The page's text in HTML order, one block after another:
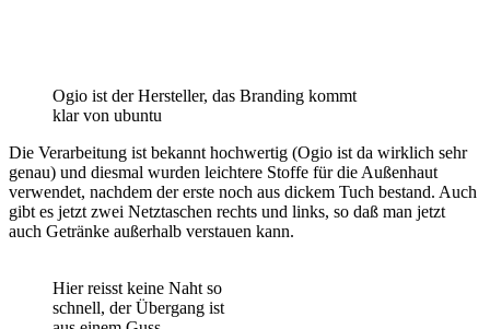
Ogio ist der Hersteller, das Branding kommt
klar von ubuntu
Die Verarbeitung ist bekannt hochwertig (Ogio ist da wirklich sehr
genau) und diesmal wurden leichtere Stoffe für die Außenhaut
verwendet, nachdem der erste noch aus dickem Tuch bestand. Auch
gibt es jetzt zwei Netztaschen rechts und links, so daß man jetzt
auch Getränke außerhalb verstauen kann.
Hier reisst keine Naht so
schnell, der Übergang ist